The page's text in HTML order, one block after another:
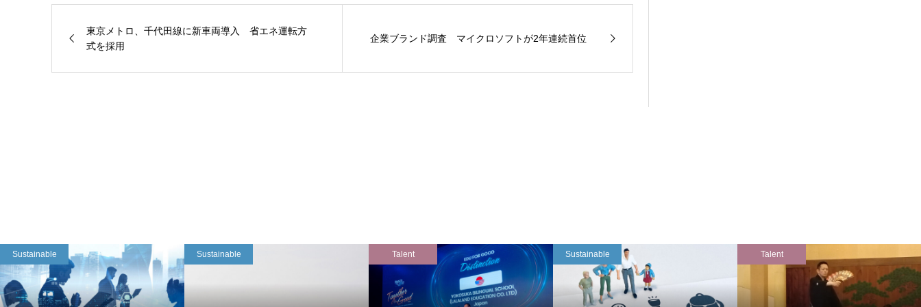
東京メトロ、千代田線に新車両導入 省エネ運転方
式を採用
企業ブランド調査 マイクロソフトが2年連続首位
Sustainable Sustainable Talent Sustainable Talent